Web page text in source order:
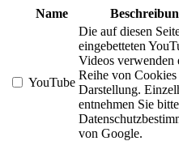
Name
YouTube
Die auf diesen
eingebetteten
Videos verwenden
Reihe von Cookies
Darstellung.
entnehmen Sie
von Google.